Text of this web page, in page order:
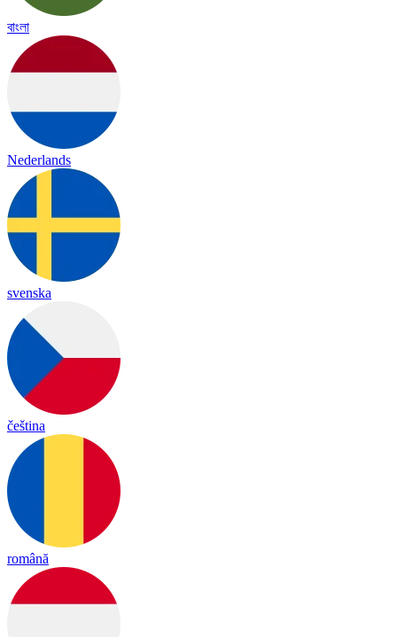
বাংলা
Nederlands
svenska
čeština
română